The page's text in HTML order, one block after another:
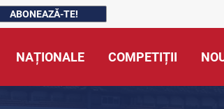
ABONEAZĂ-TE!
NAȚIONALE COMPETIȚII